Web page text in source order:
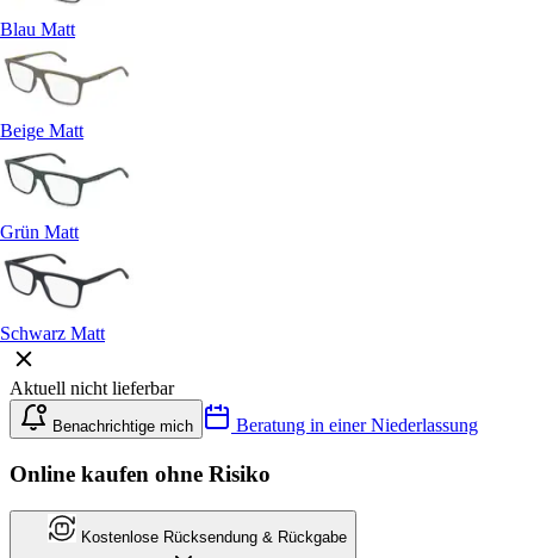
Blau Matt
Beige Matt
Grün Matt
Schwarz Matt
Aktuell nicht lieferbar
Benachrichtige mich Beratung in einer Niederlassung
Online kaufen ohne Risiko
Kostenlose Rücksendung & Rückgabe